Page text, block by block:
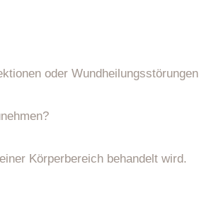
oder
Körperbereich behandelt wird.